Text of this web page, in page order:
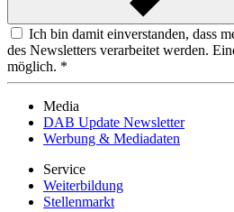
Ich bin damit einverstanden, dass
des Newsletters verarbeitet werden.
möglich. *
Media
DAB Update Newsletter
Werbung & Mediadaten
Service
Weiterbildung
Stellenmarkt